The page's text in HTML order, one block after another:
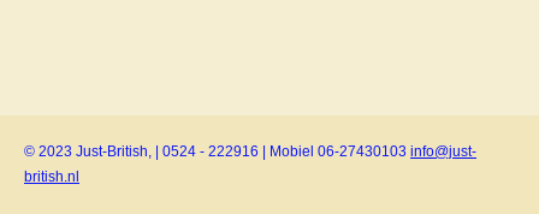
© 2023 Just-British, | 0524 - 222916 | Mobiel 06-27430103 info@just-
british.nl